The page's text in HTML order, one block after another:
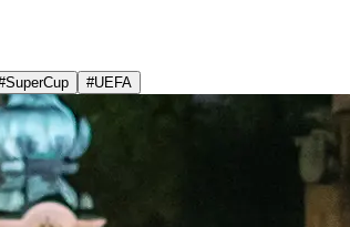
SuperCup #UEFA